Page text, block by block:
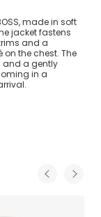
made in soft
jacket fastens
and a
the chest. The
and a gently
in a